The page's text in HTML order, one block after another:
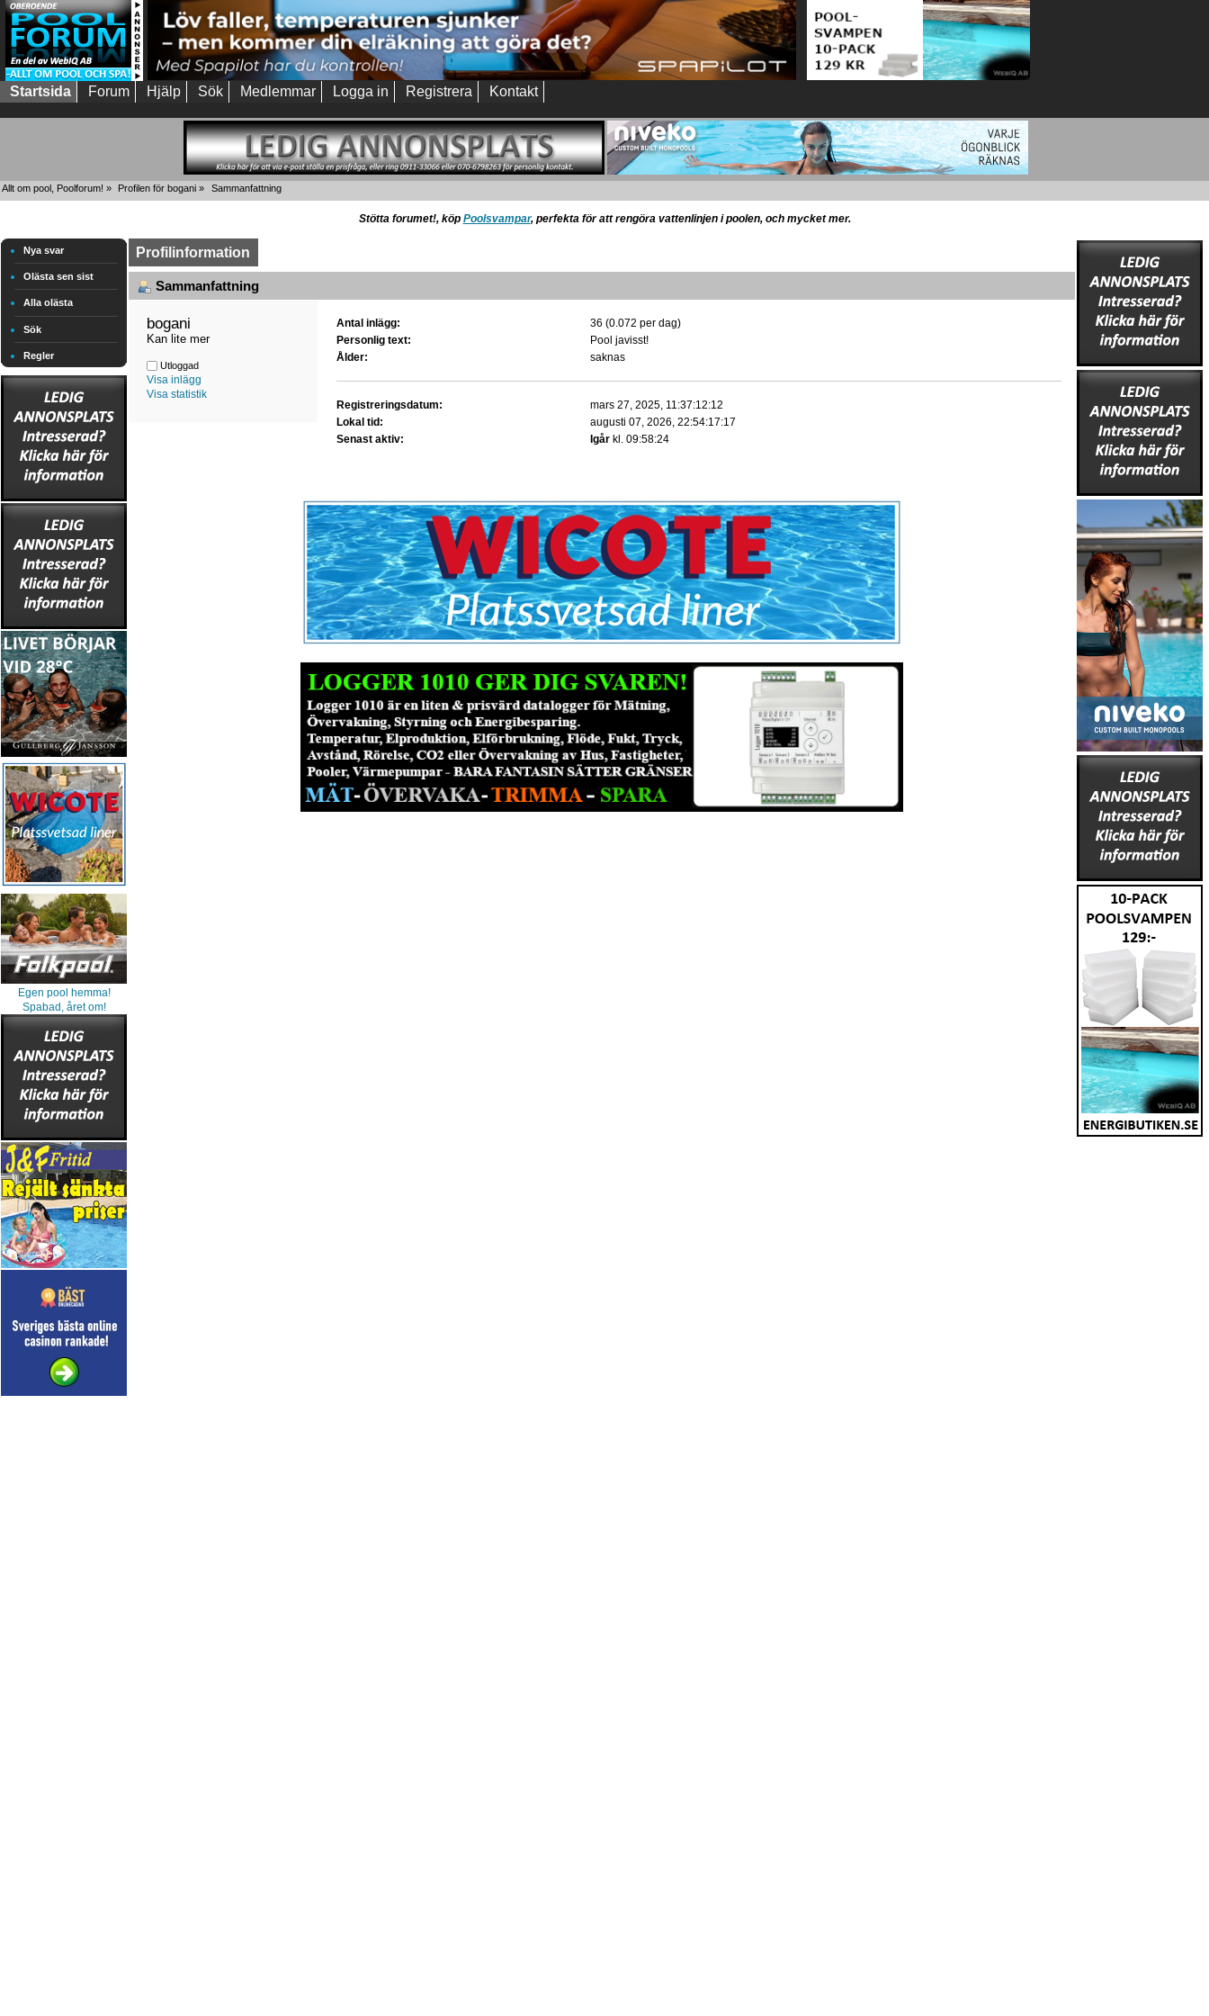
Startsida Forum Hjälp Sök Medlemmar Logga in Registrera Kontakt
Allt om pool, Poolforum! » Profilen för bogani » Sammanfattning
Stötta forumet!, köp Poolsvampar, perfekta för att rengöra vattenlinjen i poolen, och mycket mer.
Nya svar
Olästa sen sist
Alla olästa
Sök
Regler
Egen pool hemma!
Spabad, året om!
Profilinformation
Sammanfattning
bogani
Kan lite mer
Utloggad
Visa inlägg
Visa statistik
Antal inlägg:
36 (0.072 per dag)
Personlig text:
Pool javisst!
Ålder:
saknas
Registreringsdatum:
mars 27, 2025, 11:37:12:12
Lokal tid:
augusti 07, 2026, 22:54:17:17
Senast aktiv:
Igårkl. 09:58:24